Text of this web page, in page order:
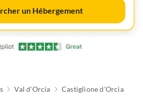
un Hébergement
Val d'Orcia Castiglione d'Orcia